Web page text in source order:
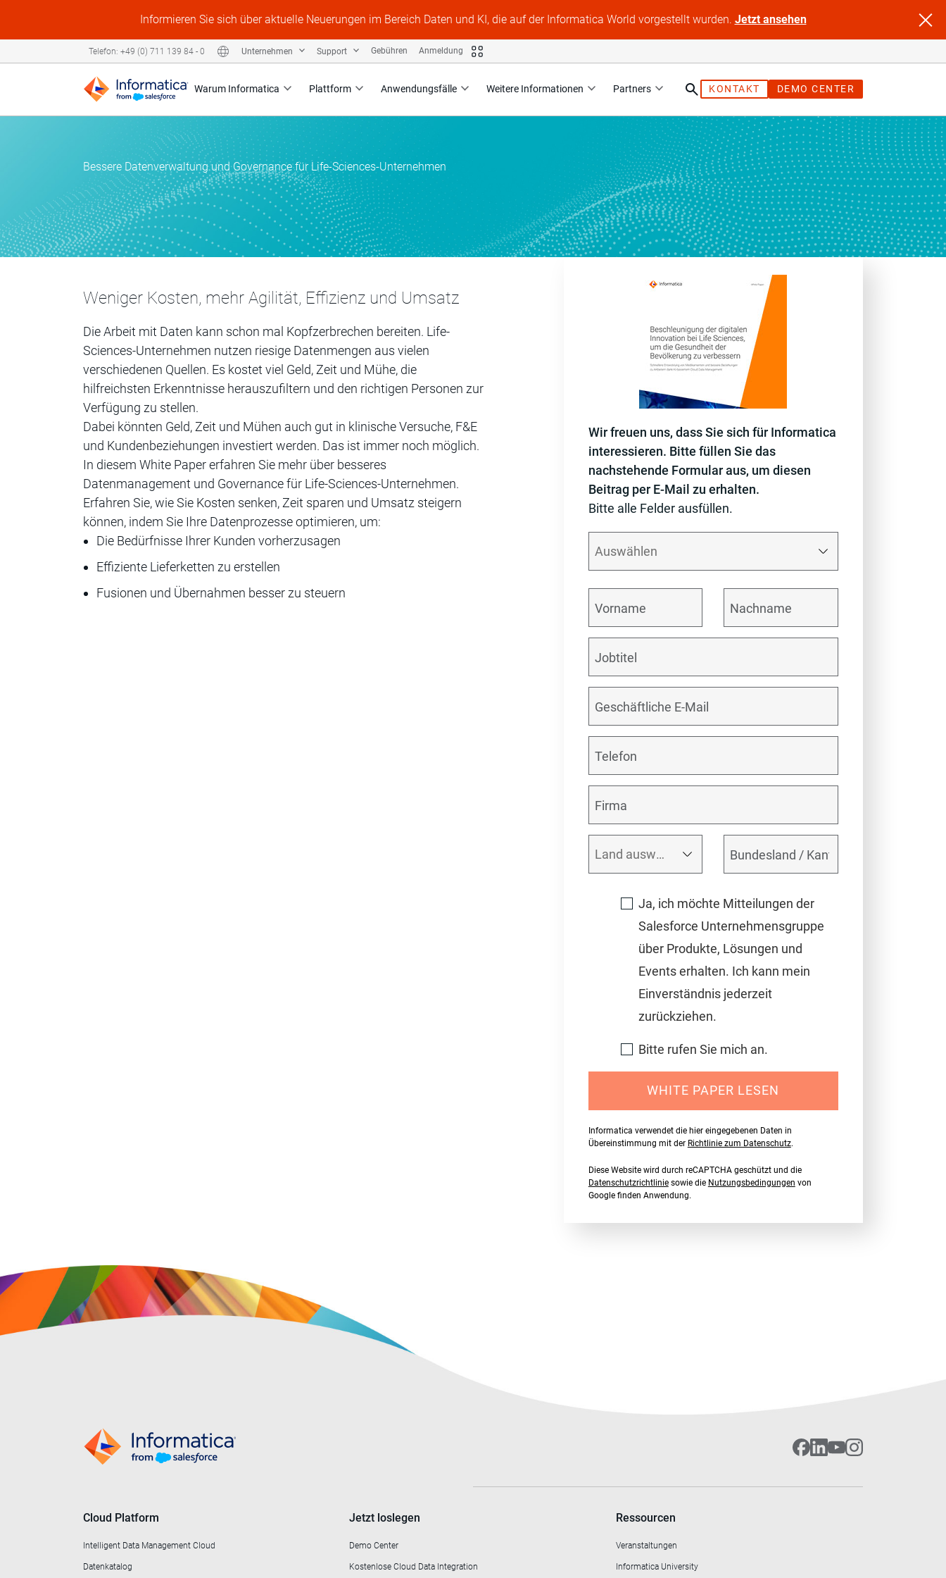
Informieren Sie sich über aktuelle Neuerungen im Bereich Daten und KI, die auf der Informatica World vorgestellt wurden. Jetzt ansehen
Warum Informatica Plattform Anwendungsfälle Weitere Informationen Partners KONTAKT DEMO CENTER
Telefon: +49 (0) 711 139 84 - 0 Unternehmen Support Gebühren Anmeldung
Bessere Datenverwaltung und Governance für Life-Sciences-Unternehmen
Weniger Kosten, mehr Agilität, Effizienz und Umsatz
Die Arbeit mit Daten kann schon mal Kopfzerbrechen bereiten. Life-
Sciences-Unternehmen nutzen riesige Datenmengen aus vielen
verschiedenen Quellen. Es kostet viel Geld, Zeit und Mühe, die
hilfreichsten Erkenntnisse herauszufiltern und den richtigen Personen zur
Verfügung zu stellen.
Dabei könnten Geld, Zeit und Mühen auch gut in klinische Versuche, F&E
und Kundenbeziehungen investiert werden. Das ist immer noch möglich.
In diesem White Paper erfahren Sie mehr über besseres
Datenmanagement und Governance für Life-Sciences-Unternehmen.
Erfahren Sie, wie Sie Kosten senken, Zeit sparen und Umsatz steigern
können, indem Sie Ihre Datenprozesse optimieren, um:
Die Bedürfnisse Ihrer Kunden vorherzusagen
Effiziente Lieferketten zu erstellen
Fusionen und Übernahmen besser zu steuern
Wir freuen uns, dass Sie sich für Informatica
interessieren. Bitte füllen Sie das
nachstehende Formular aus, um diesen
Beitrag per E-Mail zu erhalten.
Bitte alle Felder ausfüllen.
Ja, ich möchte Mitteilungen der
Salesforce Unternehmensgruppe
über Produkte, Lösungen und
Events erhalten. Ich kann mein
Einverständnis jederzeit
zurückziehen.
Bitte rufen Sie mich an.
WHITE PAPER LESEN
Informatica verwendet die hier eingegebenen Daten in
Übereinstimmung mit der Richtlinie zum Datenschutz.
Diese Website wird durch reCAPTCHA geschützt und die
Datenschutzrichtliniesowie die Nutzungsbedingungen von
Google finden Anwendung.
Cloud Platform
Intelligent Data Management Cloud
Datenkatalog
Jetzt loslegen
Demo Center
Kostenlose Cloud Data Integration
Ressourcen
Veranstaltungen
Informatica University